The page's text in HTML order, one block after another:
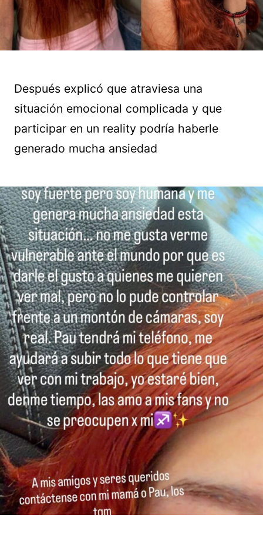
Después explicó que atraviesa una
situación emocional complicada y que
participar en un reality podría haberle
generado mucha ansiedad